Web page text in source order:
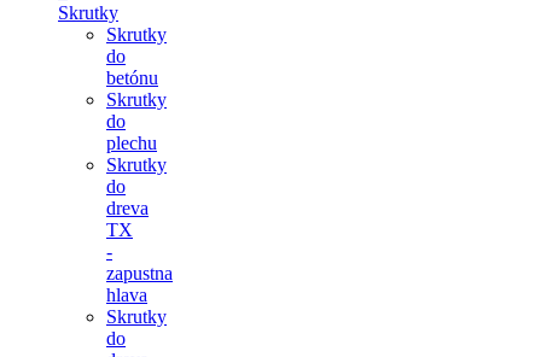
Skrutky
Skrutky
do
betónu
Skrutky
do
plechu
Skrutky
do
dreva
TX
-
zapustna
hlava
Skrutky
do